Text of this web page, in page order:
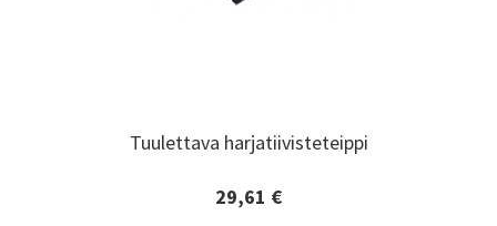
Tuulettava harjatiivisteteippi
29,61 €
Tuulettava harjatiivisteteippi
Lisätiedot ja tilaaminen